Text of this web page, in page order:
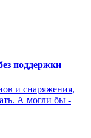
поддержки
и снаряжения,
А могли бы -